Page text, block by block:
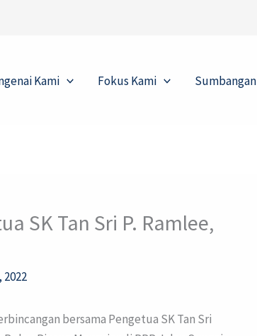
Kami Fokus Kami Sumbangan
SK Tan Sri P. Ramlee,
2022
bersama Pengetua SK Tan Sri